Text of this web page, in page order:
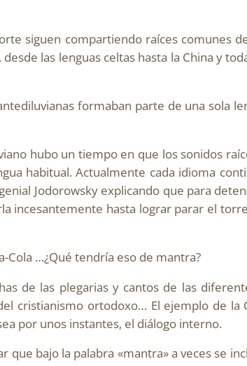
siguen compartiendo raíces comunes
las lenguas celtas hasta la China y
formaban parte de una sola
hubo un tiempo en que los sonidos
habitual. Actualmente cada idioma
Jodorowsky explicando que para
incesantemente hasta lograr parar el
Cola …¿Qué tendría eso de mantra?
de las plegarias y cantos de las
cristianismo ortodoxo… El ejemplo de la
por unos instantes, el diálogo interno.
que bajo la palabra «mantra» a veces se